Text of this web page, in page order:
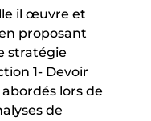
il œuvre et
proposant
stratégie
1- Devoir
lors de
de